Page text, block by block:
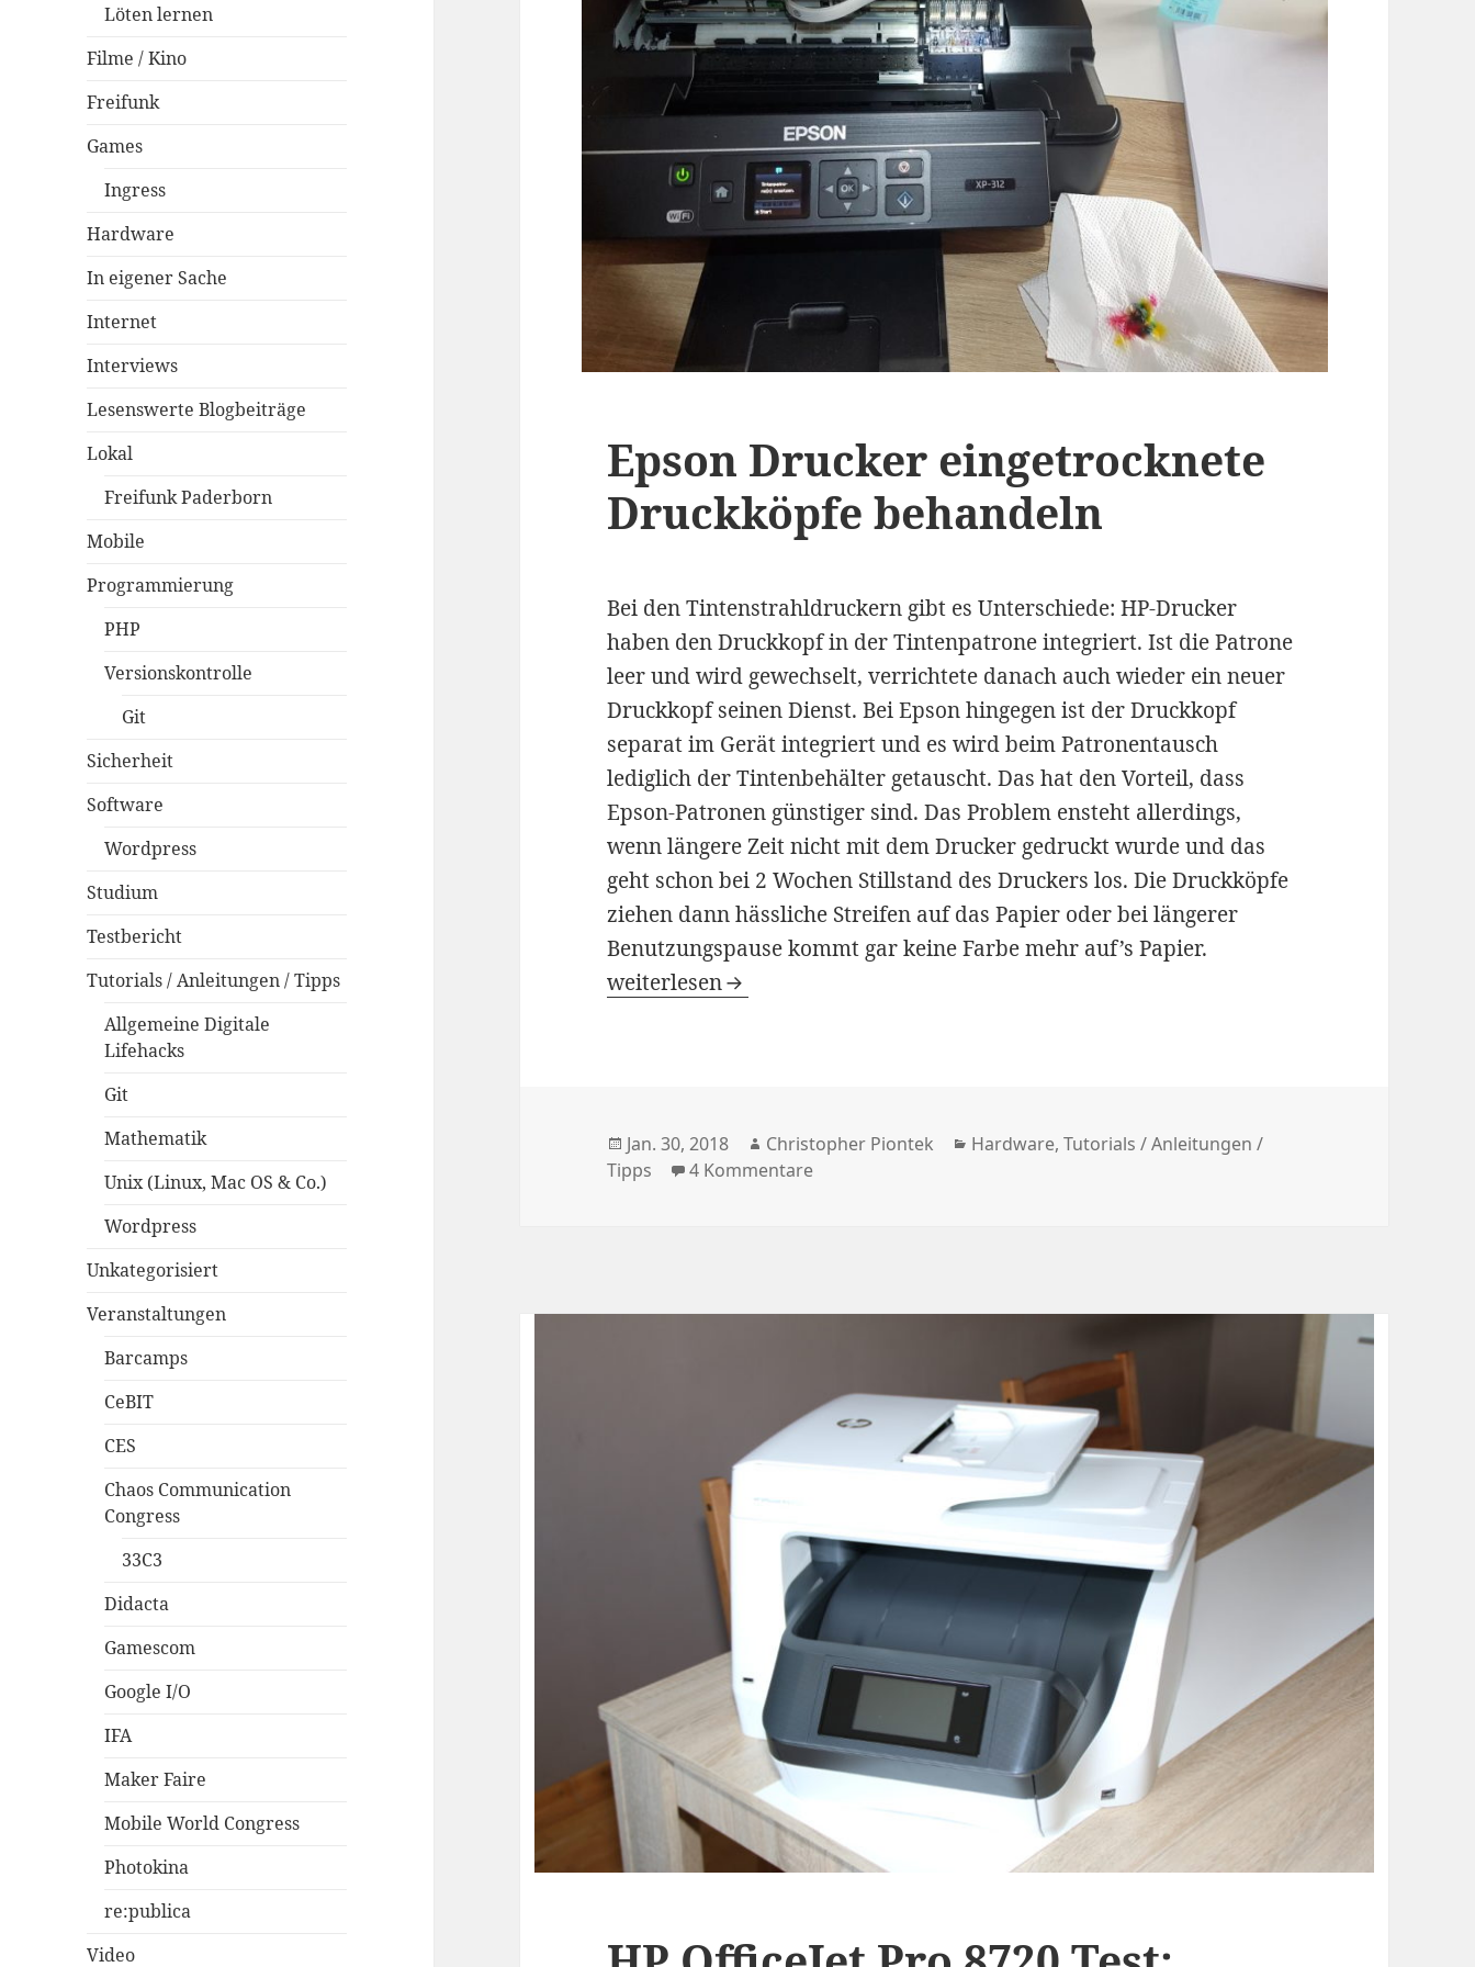
Löten lernen
Filme / Kino
Freifunk
Games
Ingress
Hardware
In eigener Sache
Internet
Interviews
Lesenswerte Blogbeiträge
Lokal
Freifunk Paderborn
Mobile
Programmierung
PHP
Versionskontrolle
Git
Sicherheit
Software
Wordpress
Studium
Testbericht
Tutorials / Anleitungen / Tipps
Allgemeine Digitale
Lifehacks
Git
Mathematik
Unix (Linux, Mac OS & Co.)
Wordpress
Unkategorisiert
Veranstaltungen
Barcamps
CeBIT
CES
Chaos Communication
Congress
33C3
Didacta
Gamescom
Google I/O
IFA
Maker Faire
Mobile World Congress
Photokina
re:publica
Video
Epson Drucker eingetrocknete
Druckköpfe behandeln
Bei den Tintenstrahldruckern gibt es Unterschiede: HP-Drucker
haben den Druckkopf in der Tintenpatrone integriert. Ist die Patrone
leer und wird gewechselt, verrichtete danach auch wieder ein neuer
Druckkopf seinen Dienst. Bei Epson hingegen ist der Druckkopf
separat im Gerät integriert und es wird beim Patronentausch
lediglich der Tintenbehälter getauscht. Das hat den Vorteil, dass
Epson-Patronen günstiger sind. Das Problem ensteht allerdings,
wenn längere Zeit nicht mit dem Drucker gedruckt wurde und das
geht schon bei 2 Wochen Stillstand des Druckers los. Die Druckköpfe
ziehen dann hässliche Streifen auf das Papier oder bei längerer
Benutzungspause kommt gar keine Farbe mehr auf’s Papier.
Epson Drucker eingetrocknete Druckköpfe behandeln
weiterlesen
Veröffentlicht
am
Jan. 30, 2018 Autor
Christopher Piontek Kategorien
Hardware,Tutorials / Anleitungen /
Tipps
4 Kommentarezu Epson Drucker eingetrocknete Druckköpfe behandeln